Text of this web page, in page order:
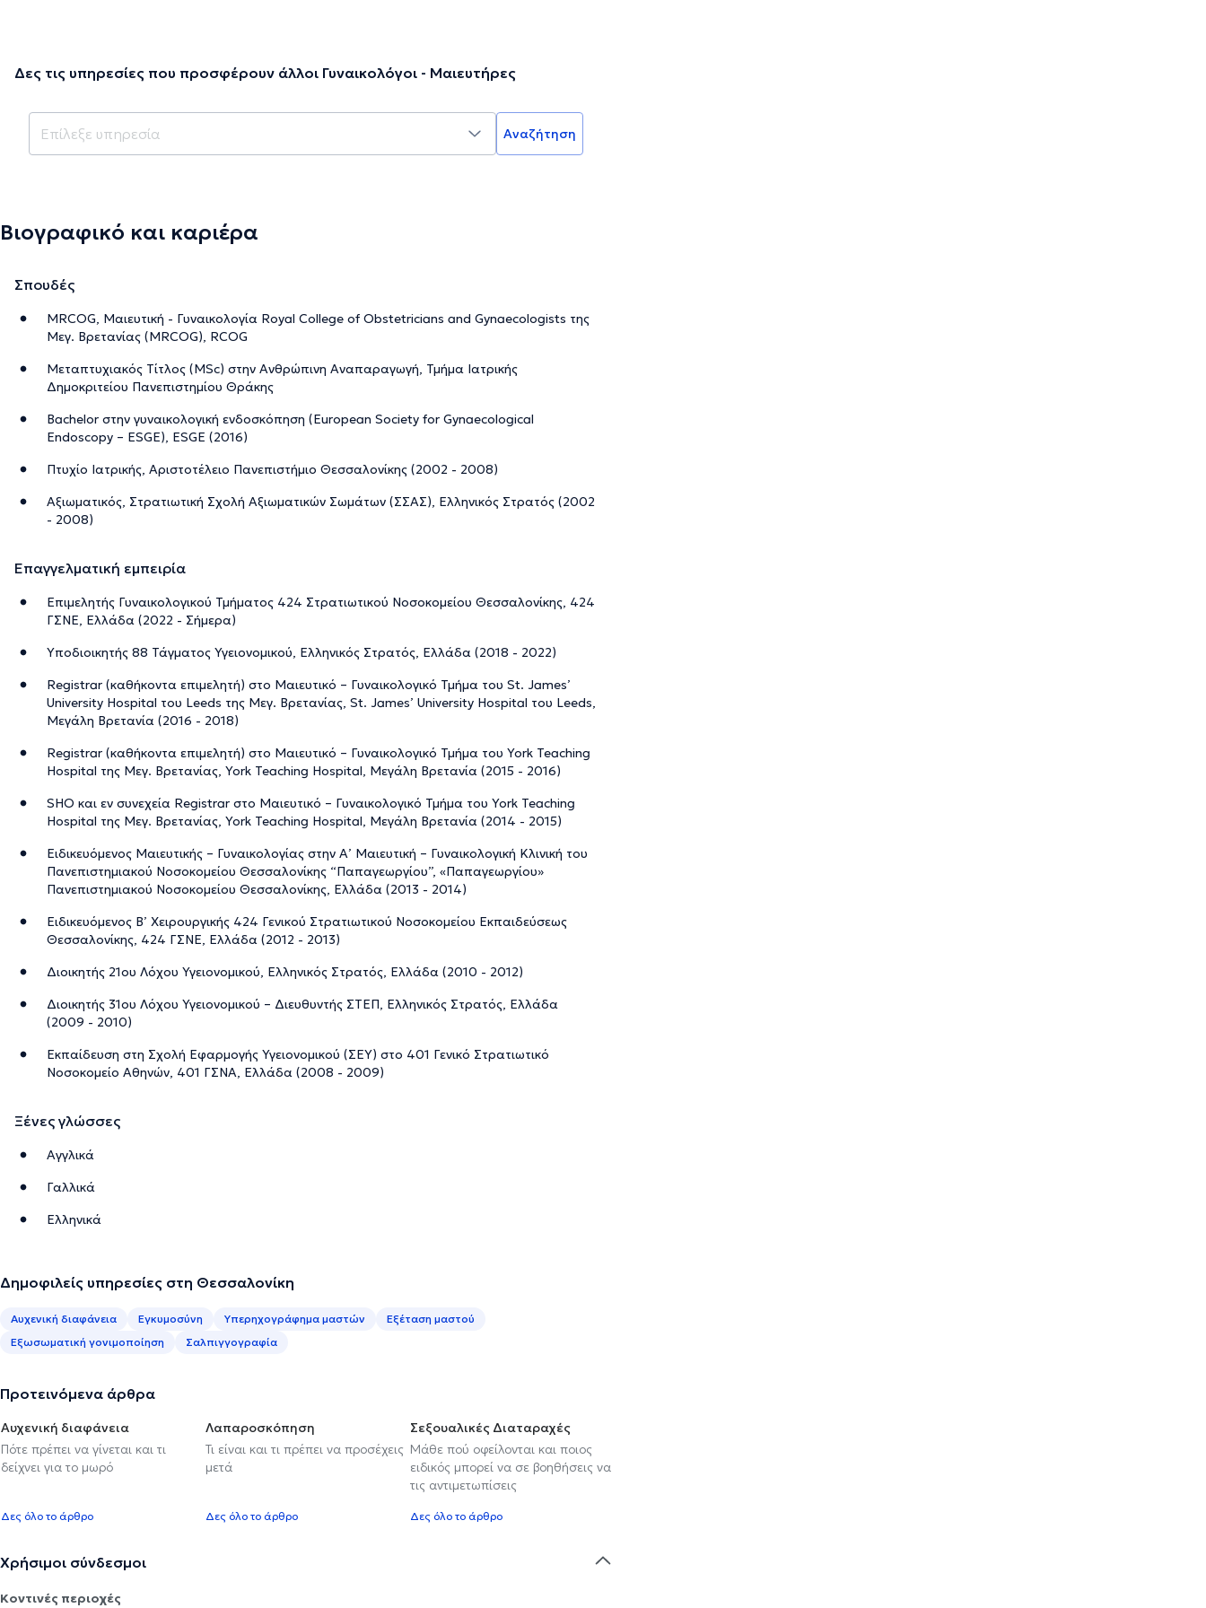
Δες τις υπηρεσίες που προσφέρουν άλλοι Γυναικολόγοι - Μαιευτήρες
Αναζήτηση
Βιογραφικό και καριέρα
Σπουδές
MRCOG, Μαιευτική - Γυναικολογία Royal College of Obstetricians and Gynaecologists της
Μεγ. Βρετανίας (MRCOG), RCOG
Μεταπτυχιακός Τίτλος (MSc) στην Ανθρώπινη Αναπαραγωγή, Τμήμα Ιατρικής
Δημοκριτείου Πανεπιστημίου Θράκης
Bachelor στην γυναικολογική ενδοσκόπηση (European Society for Gynaecological
Endoscopy – ESGE), ESGE (2016)
Πτυχίο Ιατρικής, Αριστοτέλειο Πανεπιστήμιο Θεσσαλονίκης (2002 - 2008)
Αξιωματικός, Στρατιωτική Σχολή Αξιωματικών Σωμάτων (ΣΣΑΣ), Ελληνικός Στρατός (2002
- 2008)
Επαγγελματική εμπειρία
Επιμελητής Γυναικολογικού Τμήματος 424 Στρατιωτικού Νοσοκομείου Θεσσαλονίκης, 424
ΓΣΝΕ, Ελλάδα (2022 - Σήμερα)
Υποδιοικητής 88 Τάγματος Υγειονομικού, Ελληνικός Στρατός, Ελλάδα (2018 - 2022)
Registrar (καθήκοντα επιμελητή) στο Μαιευτικό – Γυναικολογικό Τμήμα του St. James’
University Hospital του Leeds της Μεγ. Βρετανίας, St. James’ University Hospital του Leeds,
Μεγάλη Βρετανία (2016 - 2018)
Registrar (καθήκοντα επιμελητή) στο Μαιευτικό – Γυναικολογικό Τμήμα του York Teaching
Hospital της Μεγ. Βρετανίας, York Teaching Hospital, Μεγάλη Βρετανία (2015 - 2016)
SHO και εν συνεχεία Registrar στο Μαιευτικό – Γυναικολογικό Τμήμα του York Teaching
Hospital της Μεγ. Βρετανίας, York Teaching Hospital, Μεγάλη Βρετανία (2014 - 2015)
Ειδικευόμενος Μαιευτικής – Γυναικολογίας στην Α’ Μαιευτική – Γυναικολογική Κλινική του
Πανεπιστημιακού Νοσοκομείου Θεσσαλονίκης “Παπαγεωργίου”, «Παπαγεωργίου»
Πανεπιστημιακού Νοσοκομείου Θεσσαλονίκης, Ελλάδα (2013 - 2014)
Ειδικευόμενος Β’ Χειρουργικής 424 Γενικού Στρατιωτικού Νοσοκομείου Εκπαιδεύσεως
Θεσσαλονίκης, 424 ΓΣΝΕ, Ελλάδα (2012 - 2013)
Διοικητής 21ου Λόχου Υγειονομικού, Ελληνικός Στρατός, Ελλάδα (2010 - 2012)
Διοικητής 31ου Λόχου Υγειονομικού – Διευθυντής ΣΤΕΠ, Ελληνικός Στρατός, Ελλάδα
(2009 - 2010)
Εκπαίδευση στη Σχολή Εφαρμογής Υγειονομικού (ΣΕΥ) στο 401 Γενικό Στρατιωτικό
Νοσοκομείο Αθηνών, 401 ΓΣΝΑ, Ελλάδα (2008 - 2009)
Ξένες γλώσσες
Αγγλικά
Γαλλικά
Ελληνικά
Δημοφιλείς υπηρεσίες στη Θεσσαλονίκη
Αυχενική διαφάνεια Εγκυμοσύνη Υπερηχογράφημα μαστών
Εξέταση μαστού
Εξωσωματική γονιμοποίηση
Σαλπιγγογραφία
Προτεινόμενα άρθρα
Αυχενική διαφάνεια
Πότε πρέπει να γίνεται και τι
δείχνει για το μωρό
Δες όλο το άρθρο
Λαπαροσκόπηση
Τι είναι και τι πρέπει να προσέχεις
μετά
Δες όλο το άρθρο
Σεξουαλικές Διαταραχές
Μάθε πού οφείλονται και ποιος
ειδικός μπορεί να σε βοηθήσεις να
τις αντιμετωπίσεις
Δες όλο το άρθρο
Χρήσιμοι σύνδεσμοι
Κοντινές περιοχές